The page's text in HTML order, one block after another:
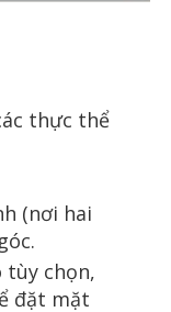
thực thể
(nơi hai
tùy chọn,
đặt mặt